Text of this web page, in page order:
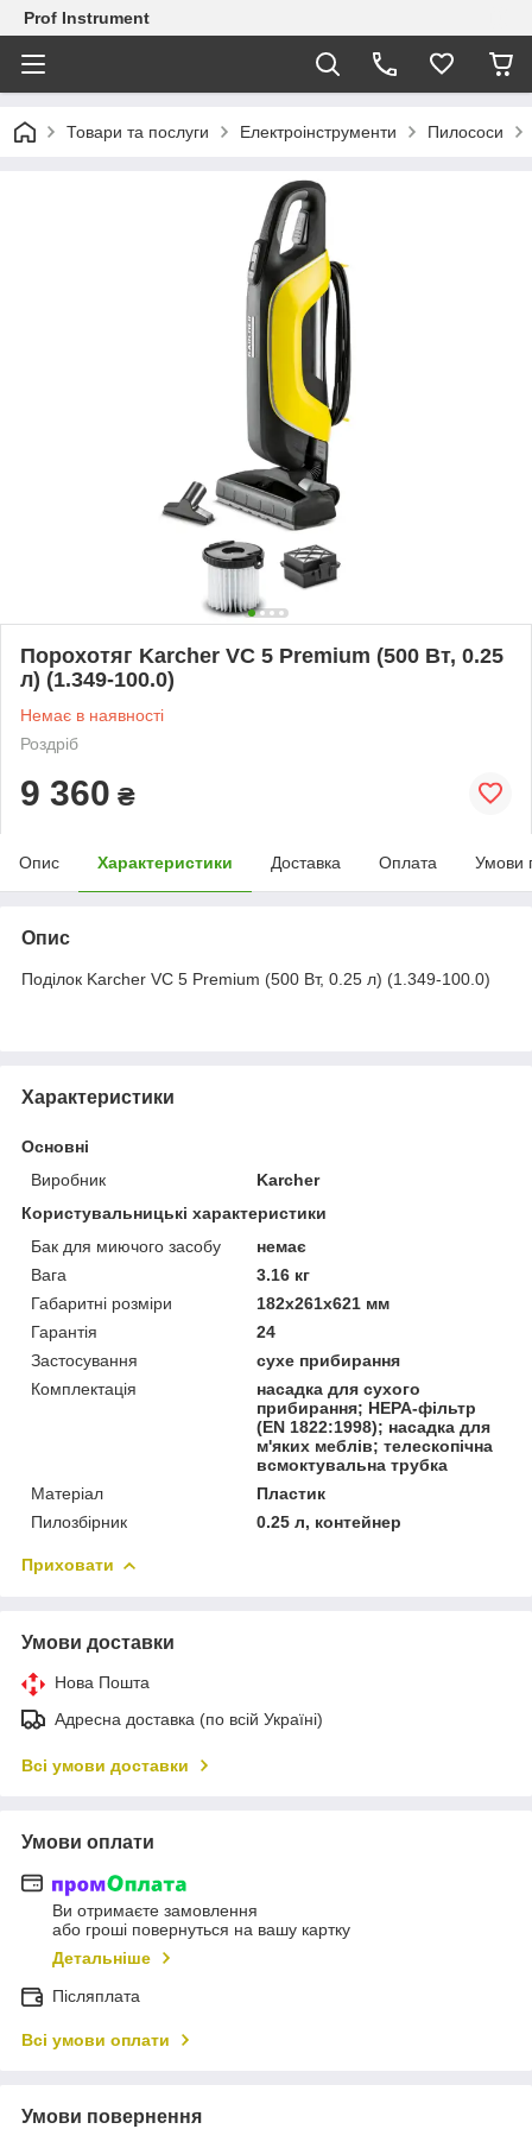
Prof Instrument
Товари та послуги Електроінструменти Пилососи
Порохотяг Karcher VC 5 Premium (500 Вт, 0.25
л) (1.349-100.0)
Немає в наявності
Роздріб
9 360 ₴
Опис Характеристики Доставка Оплата Умови
Опис
Поділок Karcher VC 5 Premium (500 Вт, 0.25 л) (1.349-100.0)
Характеристики
Основні
Виробник
Karcher
Користувальницькі характеристики
Бак для миючого засобу
немає
Вага
3.16 кг
Габаритні розміри
182x261x621 мм
Гарантія
24
Застосування
сухе прибирання
Комплектація
насадка для сухого
прибирання; HEPA-фільтр
(EN 1822:1998); насадка для
м'яких меблів; телескопічна
всмоктувальна трубка
Матеріал
Пластик
Пилозбірник
0.25 л, контейнер
Приховати
Умови доставки
Нова Пошта
Адресна доставка (по всій Україні)
Всі умови доставки
Умови оплати
Ви отримаєте замовлення
або гроші повернуться на вашу картку
Детальніше
Післяплата
Всі умови оплати
Умови повернення